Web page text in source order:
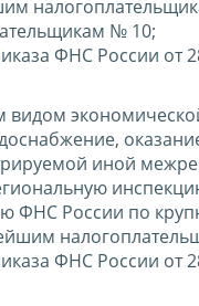
№ 10;
ФНС России от
иной
ФНС России по
ФНС России от